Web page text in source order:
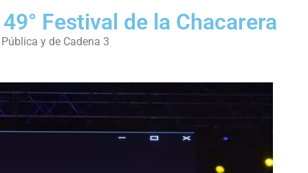
Festival de la Chacarera
y de Cadena 3